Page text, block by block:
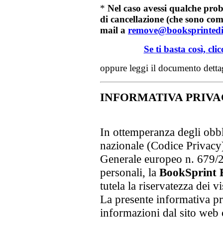
* Nel caso avessi qualche
di cancellazione (che sono
mail a
Se ti basta così,
oppure leggi il documento
INFORMATIVA
In ottemperanza degli
nazionale (Codice
Generale europeo n.
personali, la BookSprint
tutela la riservatezza dei
La presente informativa
informazioni dal sito web